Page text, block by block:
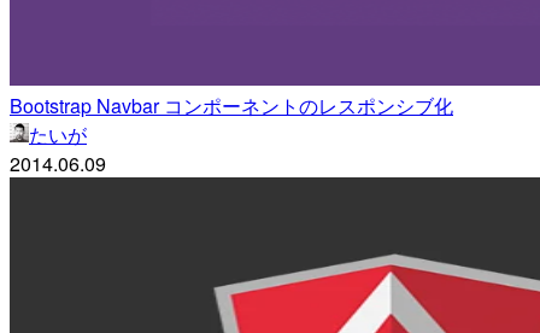
Bootstrap Navbar コンポーネントのレスポンシブ化
たいが
2014.06.09